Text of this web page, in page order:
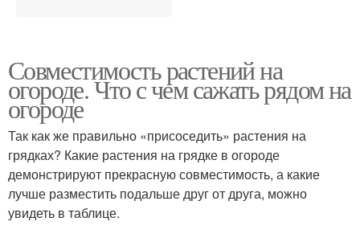
Совместимость растений на
огороде. Что с чем сажать рядом на
огороде
Так как же правильно «присоседить» растения на
грядках? Какие растения на грядке в огороде
демонстрируют прекрасную совместимость, а какие
лучше разместить подальше друг от друга, можно
увидеть в таблице.